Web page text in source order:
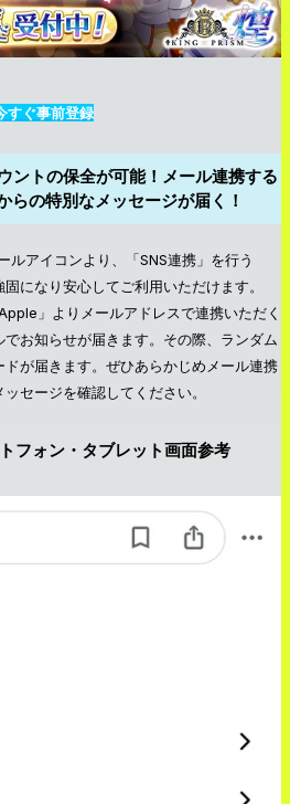
すぐ事前登録
ントの保全が可能！メール連携する
らの特別なメッセージが届く！
ルアイコンより、「SNS連携」を行う
になり安心してご利用いただけます。
」よりメールアドレスで連携いただく
お知らせが届きます。その際、ランダム
が届きます。ぜひあらかじめメール連携
セージを確認してください。
フォン・タブレット画面参考